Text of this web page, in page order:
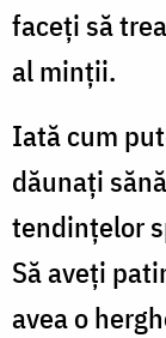
faceţi să
al minţii.
Iată cum
dăunaţi
tendinţelor
Să aveți
avea o